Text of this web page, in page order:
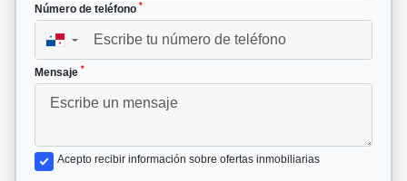
Número de teléfono *
▼
Mensaje *
Acepto recibir información sobre ofertas inmobiliarias